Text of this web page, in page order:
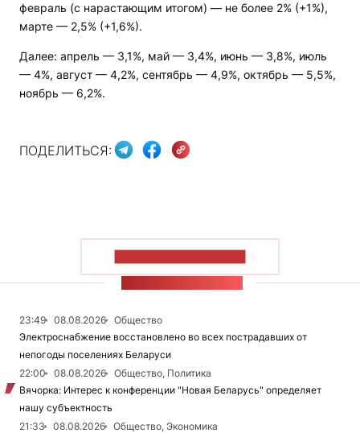
февраль (с нарастающим итогом) — не более 2% (+1%),
марте — 2,5% (+1,6%).
Далее: апрель — 3,1%, май — 3,4%, июнь — 3,8%, июль
— 4%, август — 4,2%, сентябрь — 4,9%, октябрь — 5,5%,
ноябрь — 6,2%.
ПОДЕЛИТЬСЯ:
23:49 08.08.2026
Общество
Электроснабжение восстановлено во всех пострадавших от
непогоды поселениях Беларуси
22:00
08.08.2026
Общество, Политика
Вячорка: Интерес к конференции "Новая Беларусь" определяет
нашу субъектность
21:33
08.08.2026
Общество, Экономика